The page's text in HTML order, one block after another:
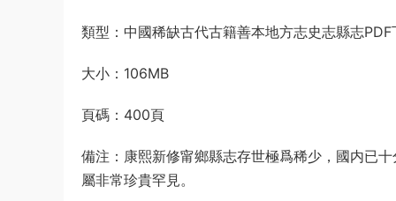
類型：中國稀缺古代古籍善本地方志史志縣志PDF
大小：106MB
頁碼：400頁
備注：康熙新修甯鄉縣志存世極爲稀少，國内已
屬非常珍貴罕見。